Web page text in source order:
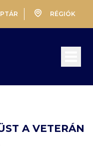
RÉGIÓK
A VETERÁN